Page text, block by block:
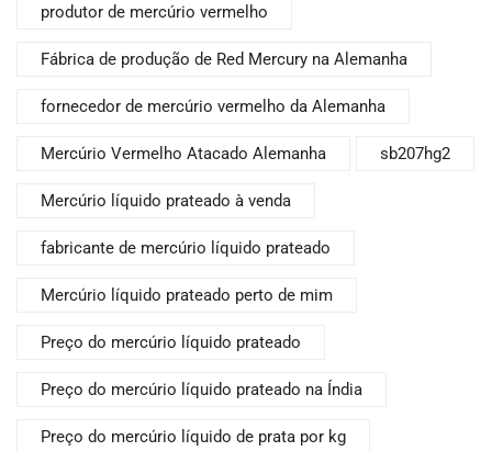
produtor de mercúrio vermelho
Fábrica de produção de Red Mercury na Alemanha
fornecedor de mercúrio vermelho da Alemanha
Mercúrio Vermelho Atacado Alemanha sb207hg2
Mercúrio líquido prateado à venda
fabricante de mercúrio líquido prateado
Mercúrio líquido prateado perto de mim
Preço do mercúrio líquido prateado
Preço do mercúrio líquido prateado na Índia
Preço do mercúrio líquido de prata por kg